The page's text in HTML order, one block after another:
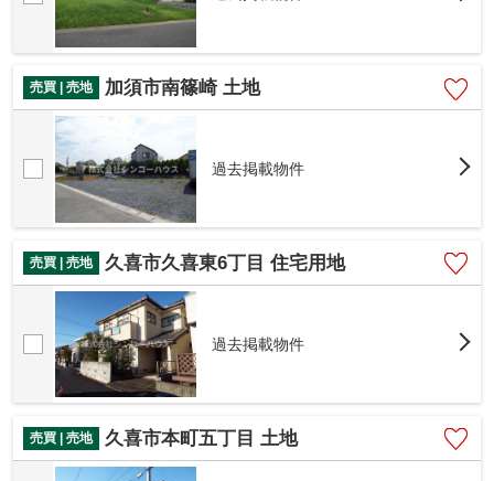
売買 | 売地 加須市南篠崎 土地
過去掲載物件
売買 | 売地 久喜市久喜東6丁目 住宅用地
過去掲載物件
売買 | 売地 久喜市本町五丁目 土地